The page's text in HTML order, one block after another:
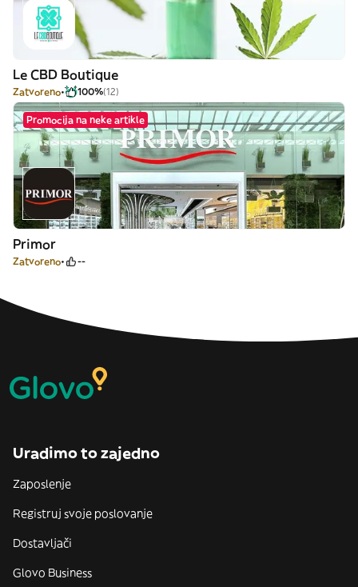
Le CBD Boutique
Zatvoreno 100%(12)
Promocija na neke artikle
Primor
Zatvoreno --
Uradimo to zajedno
Zaposlenje
Registruj svoje poslovanje
Dostavljači
Glovo Business